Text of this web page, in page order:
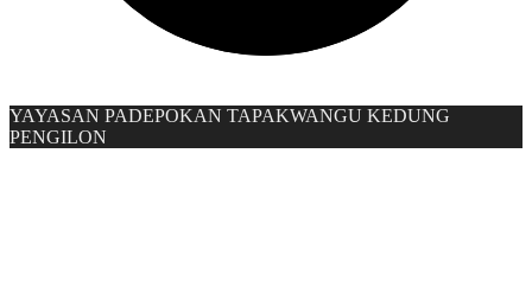
YAYASAN PADEPOKAN TAPAKWANGU KEDUNG
PENGILON